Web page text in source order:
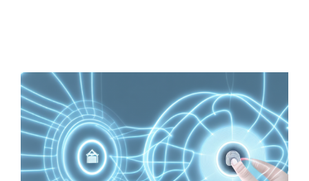
Zeige
grösseres
Bild